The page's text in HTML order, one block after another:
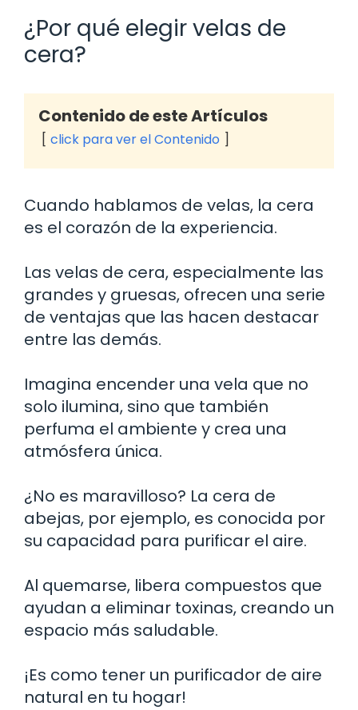
¿Por qué elegir velas de
cera?
Contenido de este Artículos
click para ver el Contenido
Cuando hablamos de velas, la cera
es el corazón de la experiencia.
Las velas de cera, especialmente las
grandes y gruesas, ofrecen una serie
de ventajas que las hacen destacar
entre las demás.
Imagina encender una vela que no
solo ilumina, sino que también
perfuma el ambiente y crea una
atmósfera única.
¿No es maravilloso? La cera de
abejas, por ejemplo, es conocida por
su capacidad para purificar el aire.
Al quemarse, libera compuestos que
ayudan a eliminar toxinas, creando un
espacio más saludable.
¡Es como tener un purificador de aire
natural en tu hogar!